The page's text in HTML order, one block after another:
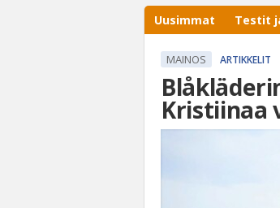
Uusimmat Testit
MAINOS ARTIKKELIT
Kristiinaa